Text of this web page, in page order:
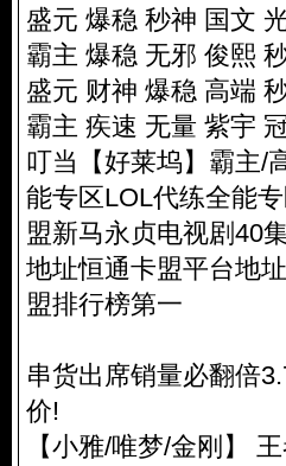
盛元 爆稳 秒神 国文
霸主 爆稳 无邪 俊熙
盛元 财神 爆稳 高端
霸主 疾速 无量 紫宇
叮当【好莱坞】霸主/
能专区LOL代练全能
盟新马永贞电视剧40
地址恒通卡盟平台地
盟排行榜第一
串货出席销量必翻倍
价!
【小雅/唯梦/金刚】